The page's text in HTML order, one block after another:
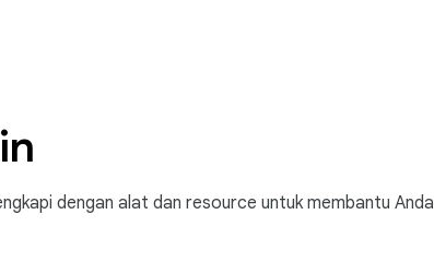
dengan alat dan resource untuk membantu Anda